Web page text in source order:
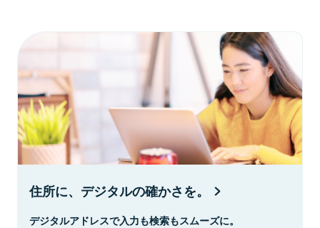
住所に、デジタルの確かさを。
デジタルアドレスで入力も検索もスムーズに。